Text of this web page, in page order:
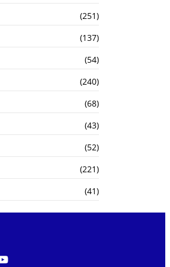
(251)
(137)
(54)
(240)
(68)
(43)
(52)
(221)
(41)